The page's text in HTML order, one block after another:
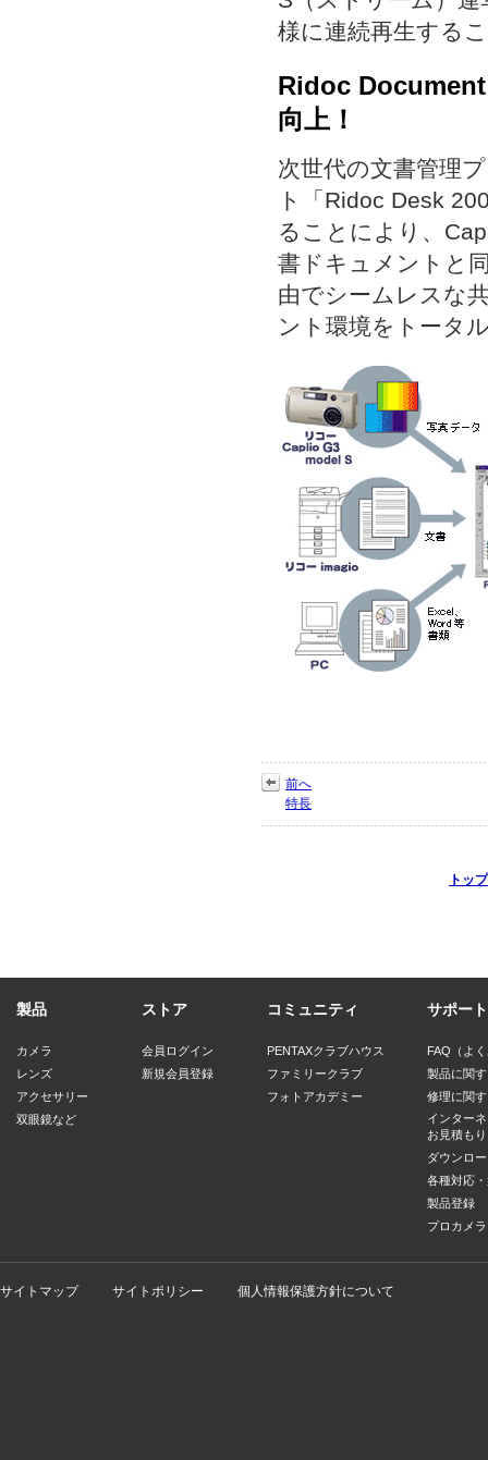
様に連続再生する
Ridoc
向上！
次世代の文書管理
ト「Ridoc Desk
ることにより、
書ドキュメントと
由でシームレスな
ント環境をトータ
前へ
特長
トップ
製品
カメラ
レンズ
アクセサリー
双眼鏡など
ストア
会員ログイン
新規会員登録
コミュニティ
PENTAXクラブハウス
ファミリークラブ
フォトアカデミー
サポート
FAQ（よ
製品に関
修理に関
インター
お見積もり
ダウンロ
各種対応
製品登録
プロカメ
サイトマップ サイトポリシー 個人情報保護方針について